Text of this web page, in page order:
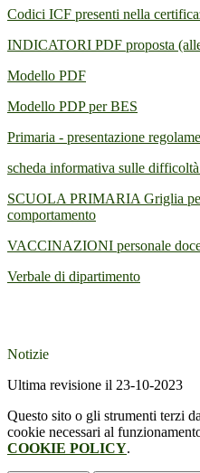
Codici ICF presenti nella
INDICATORI PDF proposta
Modello PDF
Modello PDP per BES
Primaria - presentazione
scheda informativa sulle
SCUOLA PRIMARIA Griglia
comportamento
VACCINAZIONI personale
Verbale di dipartimento
Notizie
Ultima revisione il 23-10-2023
Questo sito o gli strumenti terzi
cookie necessari al
COOKIE POLICY.